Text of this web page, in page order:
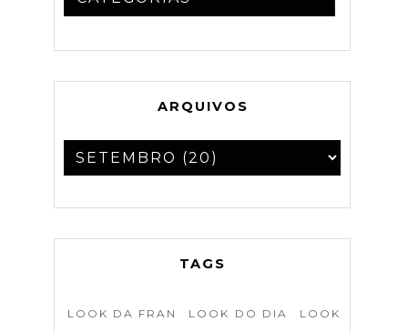
ARQUIVOS
TAGS
LOOK DA FRAN LOOK DO DIA
LOOK